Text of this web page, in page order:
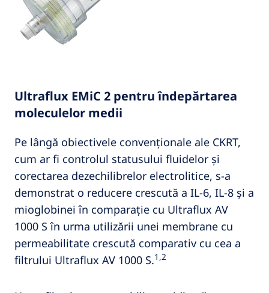
Ultraflux EMiC 2 pentru îndepărtarea
moleculelor medii
Pe lângă obiectivele convenționale ale CKRT,
cum ar fi controlul statusului fluidelor și
corectarea dezechilibrelor electrolitice, s-a
demonstrat o reducere crescută a IL‑6, IL‑8 și a
mioglobinei în comparație cu Ultraflux AV
1000 S în urma utilizării unei membrane cu
permeabilitate crescută comparativ cu cea a
filtrului Ultraflux AV 1000 S.1,2